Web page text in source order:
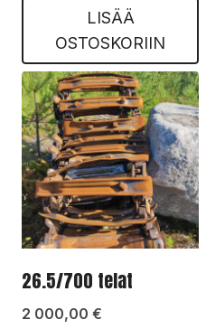
LISÄÄ
OSTOSKORIIN
26.5/700 telat
2 000,00 €